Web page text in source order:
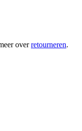
overretourneren.